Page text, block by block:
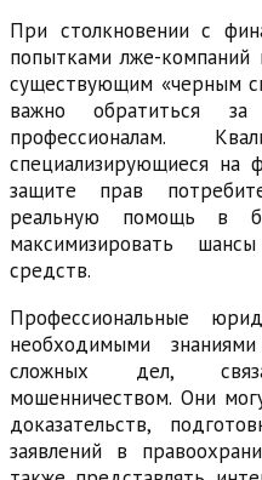
При столкновении с
попытками лже-
существующим «черным
важно обратиться
профессионалам.
специализирующиеся на
защите прав
реальную помощь в
максимизировать
средств.
Профессиональные
необходимыми
сложных дел,
мошенничеством. Они
доказательств,
заявлений в